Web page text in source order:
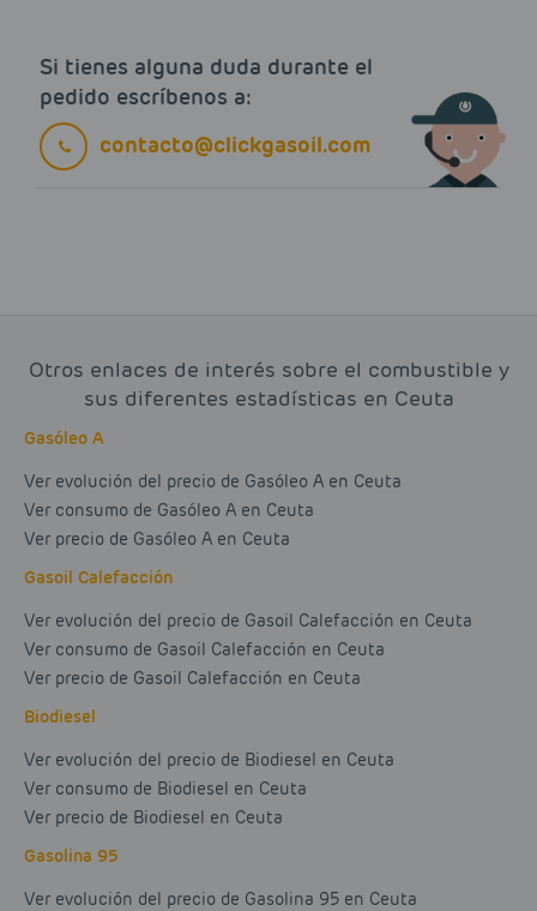
Si tienes alguna duda durante el
pedido escríbenos a:
contacto@clickgasoil.com
Otros enlaces de interés sobre el combustible y
sus diferentes estadísticas en Ceuta
Gasóleo A
Ver evolución del precio de Gasóleo A en Ceuta
Ver consumo de Gasóleo A en Ceuta
Ver precio de Gasóleo A en Ceuta
Gasoil Calefacción
Ver evolución del precio de Gasoil Calefacción en Ceuta
Ver consumo de Gasoil Calefacción en Ceuta
Ver precio de Gasoil Calefacción en Ceuta
Biodiesel
Ver evolución del precio de Biodiesel en Ceuta
Ver consumo de Biodiesel en Ceuta
Ver precio de Biodiesel en Ceuta
Gasolina 95
Ver evolución del precio de Gasolina 95 en Ceuta